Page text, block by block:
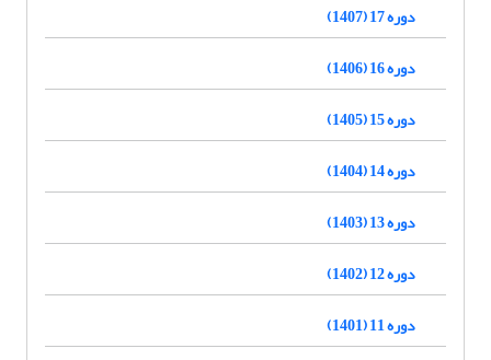
دوره 17 (1407)
دوره 16 (1406)
دوره 15 (1405)
دوره 14 (1404)
دوره 13 (1403)
دوره 12 (1402)
دوره 11 (1401)